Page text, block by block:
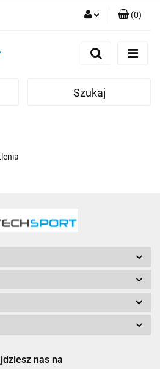
Zaloguj się
(0)
Szukaj
nas na